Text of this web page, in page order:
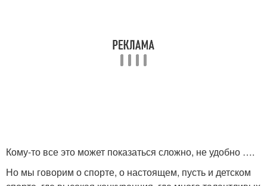
Кому-то все это может показаться сложно, не удобно ….
Но мы говорим о спорте, о настоящем, пусть и детском